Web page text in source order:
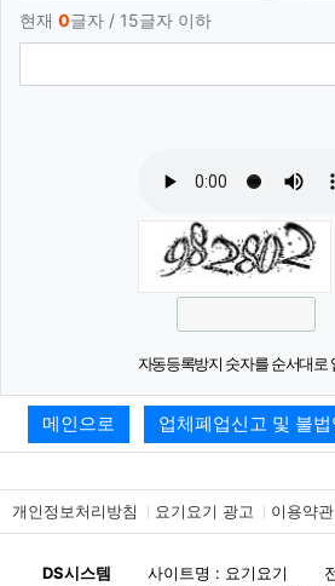
현재 0글자 / 15글자 이하
자동등록방지 숫자를 순서대로
메인으로 업체폐업신고 및 불
개인정보처리방침 요기요기 광고 이용약관
DS시스템 사이트명 : 요기요기